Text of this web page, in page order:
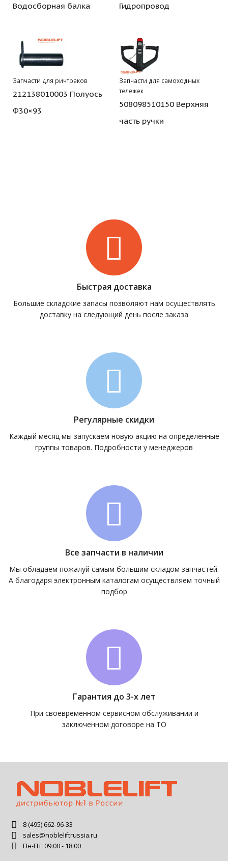
Водосборная балка
Гидропровод
Запчасти для ричтраков
212138010003 Полуось
Φ30×93
Запчасти для самоходных
тележек
508098510150 Верхняя
часть ручки
Быстрая доставка
Большие складские запасы позволяют нам осуществлять
доставку на следующий день после заказа
Регулярные скидки
Каждый месяц мы запускаем новую акцию на определённые
группы товаров. Подробности у менеджеров
Все запчасти в наличии
Мы обладаем пожалуй самым большим складом запчастей.
А благодаря электронным каталогам осуществляем точный
подбор
Гарантия до 3-х лет
При своевременном сервисном обслуживании и
заключенном договоре на ТО
8 (495) 662-96-33
sales@nobleliftrussia.ru
Пн-Пт: 09:00 - 18:00